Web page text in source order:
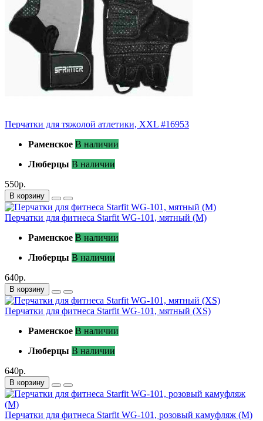
Перчатки для тяжолой атлетики, XXL #16953
Раменское В наличии
Люберцы В наличии
550р.
В корзину
Перчатки для фитнеса Starfit WG-101, мятный (M)
Раменское В наличии
Люберцы В наличии
640р.
В корзину
Перчатки для фитнеса Starfit WG-101, мятный (XS)
Раменское В наличии
Люберцы В наличии
640р.
В корзину
Перчатки для фитнеса Starfit WG-101, розовый камуфляж (M)